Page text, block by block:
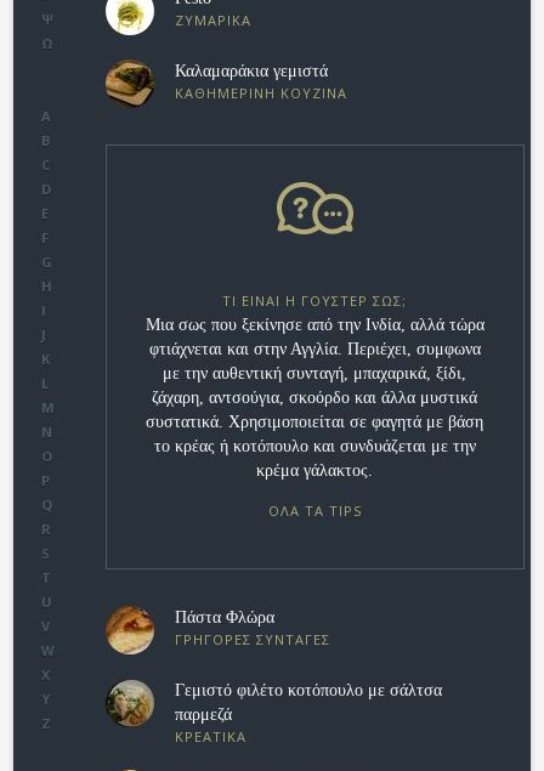
Ψ
Ω
A
B
C
D
E
F
G
H
I
J
K
L
M
N
O
P
Q
R
S
T
U
V
W
X
Y
Z
ΖΥΜΑΡΙΚΑ
Καλαμαράκια γεμιστά
ΚΑΘΗΜΕΡΙΝΗ ΚΟΥΖΙΝΑ
ΤΙ ΕΊΝΑΙ Η ΓΟΎΣΤΕΡ ΣΩΣ;
Μια σως που ξεκίνησε από την Ινδία, αλλά τώρα
φτιάχνεται και στην Αγγλία. Περιέχει, συμφωνα
με την αυθεντική συνταγή, μπαχαρικά, ξίδι,
ζάχαρη, αντσούγια, σκοόρδο και άλλα μυστικά
συστατικά. Χρησιμοποιείται σε φαγητά με βάση
το κρέας ή κοτόπουλο και συνδυάζεται με την
κρέμα γάλακτος.
ΟΛΑ ΤΑ TIPS
Πάστα Φλώρα
ΓΡΗΓΟΡΕΣ ΣΥΝΤΑΓΕΣ
Γεμιστό φιλέτο κοτόπουλο με σάλτσα
παρμεζά
ΚΡΕΑΤΙΚΑ